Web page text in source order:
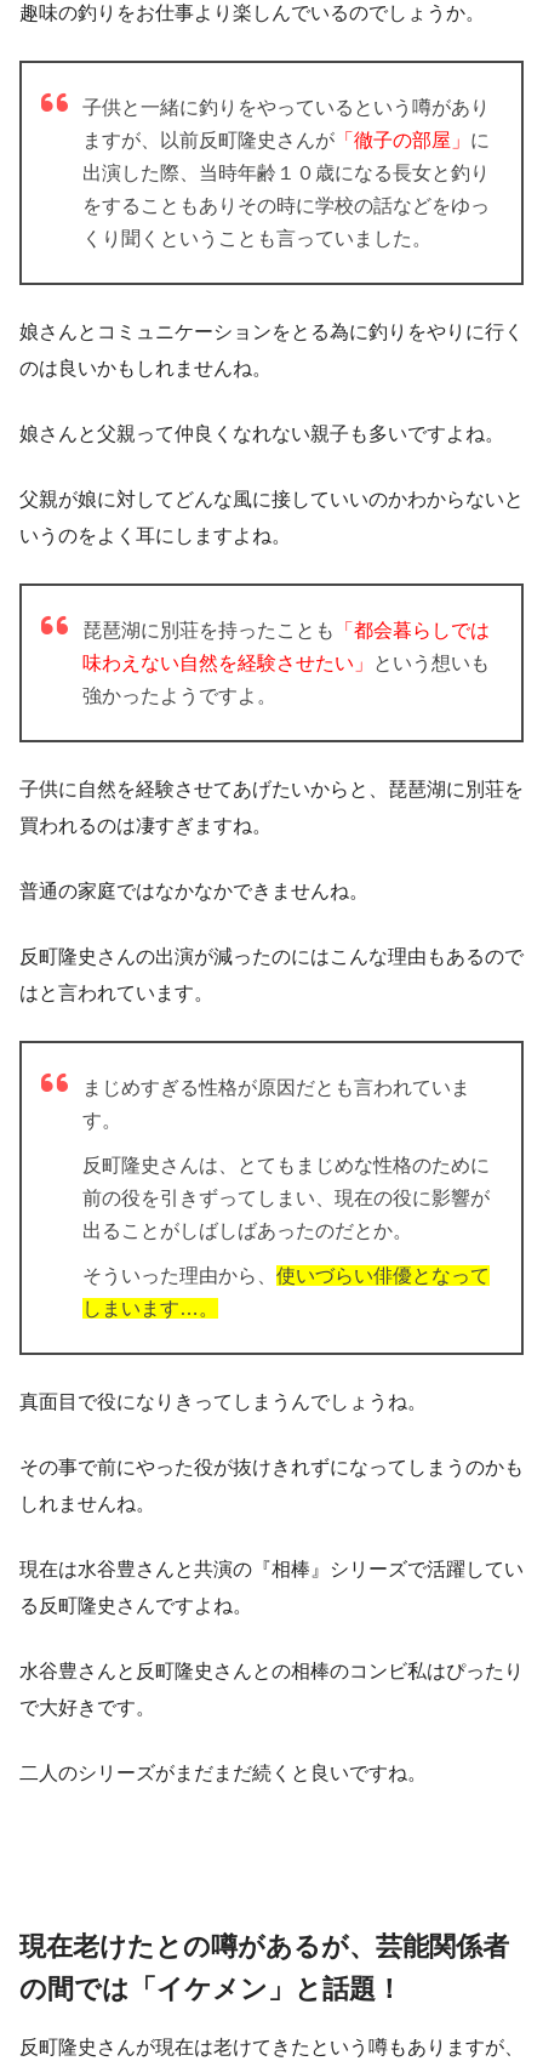
趣味の釣りをお仕事より楽しんでいるのでしょうか。
子供と一緒に釣りをやっているという噂があり
ますが、以前反町隆史さんが 「徹子の部屋」 に
出演した際、当時年齢１０歳になる長女と釣り
をすることもありその時に学校の話などをゆっ
くり聞くということも言っていました。
娘さんとコミュニケーションをとる為に釣りをやりに行く
のは良いかもしれませんね。
娘さんと父親って仲良くなれない親子も多いですよね。
父親が娘に対してどんな風に接していいのかわからないと
いうのをよく耳にしますよね。
琵琶湖に別荘を持ったことも 「 都会暮らしでは
味わえない自然を経験させたい」
という想いも
強かったようですよ。
子供に自然を経験させてあげたいからと、琵琶湖に別荘を
買われるのは凄すぎますね。
普通の家庭ではなかなかできませんね。
反町隆史さんの出演が減ったのにはこんな理由もあるので
はと言われています。
まじめすぎる性格が原因だとも言われていま
す。
反町隆史さんは、とてもまじめな性格のために
前の役を引きずってしまい、現在の役に影響が
出ることがしばしばあったのだとか。
そういった理由から、 使いづらい俳優となって
しまいます…。
真面目で役になりきってしまうんでしょうね。
その事で前にやった役が抜けきれずになってしまうのかも
しれませんね。
現在は水谷豊さんと共演の『相棒』シリーズで活躍してい
る反町隆史さんですよね。
水谷豊さんと反町隆史さんとの相棒のコンビ私はぴったり
で大好きです。
二人のシリーズがまだまだ続くと良いですね。
現在老けたとの噂があるが、芸能関係者
の間では「イケメン」と話題！
反町隆史さんが現在は老けてきたという噂もありますが、